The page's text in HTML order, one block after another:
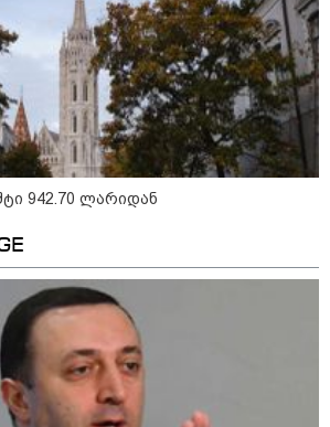
თბილისი - ჰერაკლიონი 1540.90
ლარიდან
თბილისი - ბუდაპეშტი 942.70
ლარიდან
თბილისი - რომი 1768.50 ლარიდან
942.70 ლარიდან